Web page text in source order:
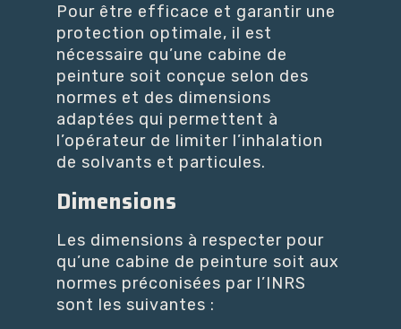
Pour être efficace et garantir une
protection optimale, il est
nécessaire qu’une cabine de
peinture soit conçue selon des
normes et des dimensions
adaptées qui permettent à
l’opérateur de limiter l’inhalation
de solvants et particules.
Dimensions
Les dimensions à respecter pour
qu’une cabine de peinture soit aux
normes préconisées par l’INRS
sont les suivantes :